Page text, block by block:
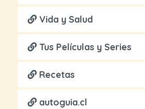
Vida y Salud
Tus Películas y Series
Recetas
autoguia.cl